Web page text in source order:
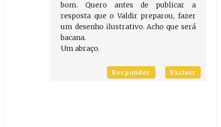
bom. Quero antes de publicar a
resposta que o Valdir preparou, fazer
um desenho ilustrativo. Acho que será
bacana.
Um abraço.
Responder Excluir